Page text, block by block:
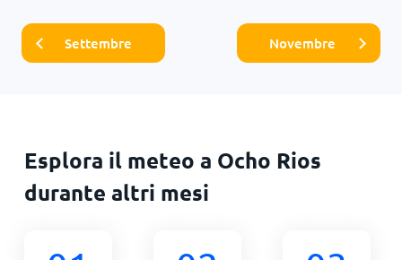
Settembre Novembre
Esplora il meteo a Ocho Rios
durante altri mesi